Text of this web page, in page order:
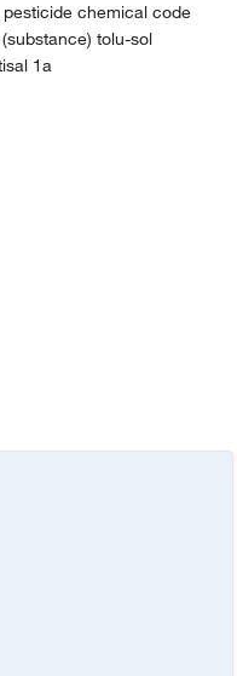
chemical code
tolu-sol
1a